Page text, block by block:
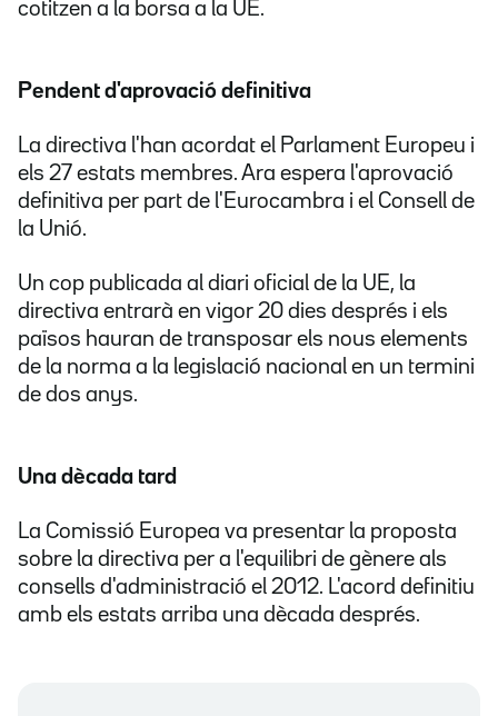
cotitzen a la borsa a la UE.
Pendent d'aprovació definitiva
La directiva l'han acordat el Parlament Europeu i
els 27 estats membres. Ara espera l'aprovació
definitiva per part de l'Eurocambra i el Consell de
la Unió.
Un cop publicada al diari oficial de la UE, la
directiva entrarà en vigor 20 dies després i els
països hauran de transposar els nous elements
de la norma a la legislació nacional en un termini
de dos anys.
Una dècada tard
La Comissió Europea va presentar la proposta
sobre la directiva per a l'equilibri de gènere als
consells d'administració el 2012. L'acord definitiu
amb els estats arriba una dècada després.